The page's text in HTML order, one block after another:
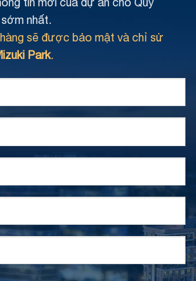
nhất.
sẽ được bảo mật và chỉ sử
Park.